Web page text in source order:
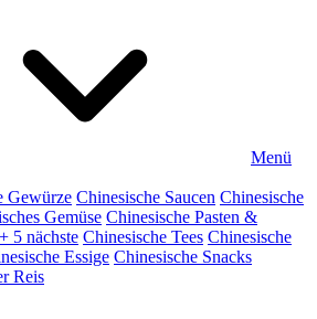
Menü
Gewürze Chinesische Saucen Chinesische
Gemüse Chinesische Pasten &
+ 5 nächste Chinesische Tees Chinesische
Essige Chinesische Snacks
Reis